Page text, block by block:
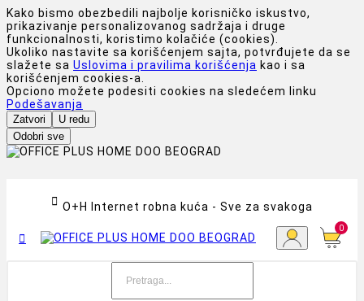
Kako bismo obezbedili najbolje korisničko iskustvo,
prikazivanje personalizovanog sadržaja i druge
funkcionalnosti, koristimo kolačiće (cookies).
Ukoliko nastavite sa korišćenjem sajta, potvrđujete da se
slažete sa Uslovima i pravilima korišćenja kao i sa
korišćenjem cookies-a.
Opciono možete podesiti cookies na sledećem linku
Podešavanja
Zatvori
U redu
Odobri sve
 O+H Internet robna kuća - Sve za svakoga

0